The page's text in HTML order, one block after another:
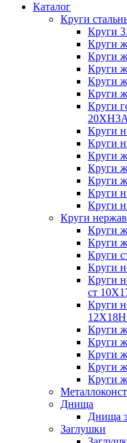
Каталог
Круги
Круги
Круги
Круги
Круги
Круги
Круги
Круги
20ХН3А
Круги
Круги
Круги
Круги
Круги
Круги
Круги
Круги
Круги
Круги
Круги
Круги
Круги
ст
Круги
Круги
Круги
Круги
Круги
Круги
Днища
Днища
Заглушки